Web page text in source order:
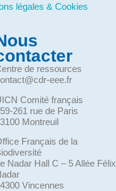
légales & Cookies
de ressources
eee.fr
Comité français
261 rue de Paris
Montreuil
Français de la
Nadar Hall C – 5 Allée Félix
Vincennes